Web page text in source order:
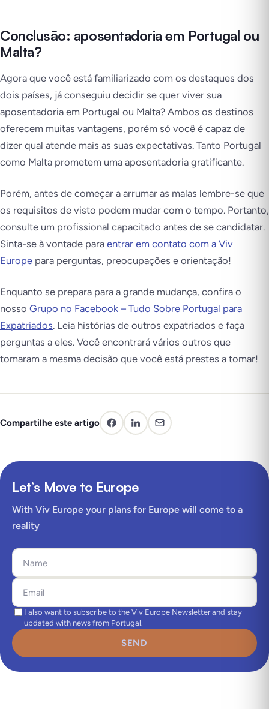
Conclusão: aposentadoria em Portugal ou
Malta?
Agora que você está familiarizado com os destaques dos
dois países, já conseguiu decidir se quer viver sua
aposentadoria em Portugal ou Malta? Ambos os destinos
oferecem muitas vantagens, porém só você é capaz de
dizer qual atende mais as suas expectativas. Tanto Portugal
como Malta prometem uma aposentadoria gratificante.
Porém, antes de começar a arrumar as malas lembre-se que
os requisitos de visto podem mudar com o tempo. Portanto,
consulte um profissional capacitado antes de se candidatar.
Sinta-se à vontade para entrar em contato com a Viv
Europe para perguntas, preocupações e orientação!
Enquanto se prepara para a grande mudança, confira o
nosso Grupo no Facebook – Tudo Sobre Portugal para
Expatriados. Leia histórias de outros expatriados e faça
perguntas a eles. Você encontrará vários outros que
tomaram a mesma decisão que você está prestes a tomar!
Compartilhe este artigo
Let’s Move to Europe
With Viv Europe your plans for Europe will come to a
reality
I also want to subscribe to the Viv Europe Newsletter and stay
updated with news from Portugal.
SEND